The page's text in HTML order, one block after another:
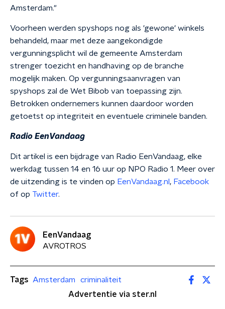
Amsterdam."
Voorheen werden spyshops nog als 'gewone' winkels
behandeld, maar met deze aangekondigde
vergunningsplicht wil de gemeente Amsterdam
strenger toezicht en handhaving op de branche
mogelijk maken. Op vergunningsaanvragen van
spyshops zal de Wet Bibob van toepassing zijn.
Betrokken ondernemers kunnen daardoor worden
getoetst op integriteit en eventuele criminele banden.
Radio EenVandaag
Dit artikel is een bijdrage van Radio EenVandaag, elke
werkdag tussen 14 en 16 uur op NPO Radio 1. Meer over
de uitzending is te vinden op EenVandaag.nl , Facebook
of op Twitter.
EenVandaag
AVROTROS
Tags Amsterdam
criminaliteit
Advertentie via ster.nl